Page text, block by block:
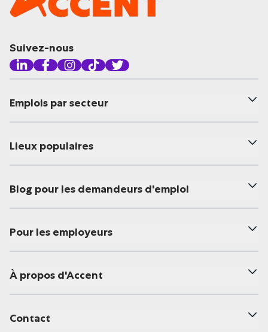
Suivez-nous
Emplois par secteur
Lieux populaires
Blog pour les demandeurs d'emploi
Pour les employeurs
À propos d'Accent
Contact